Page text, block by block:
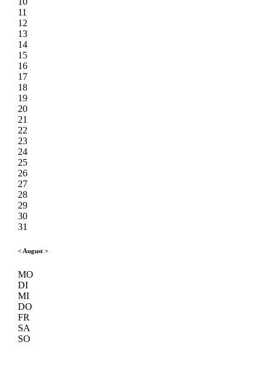
11
12
13
14
15
16
17
18
19
20
21
22
23
24
25
26
27
28
29
30
31
< August >
MO
DI
MI
DO
FR
SA
SO